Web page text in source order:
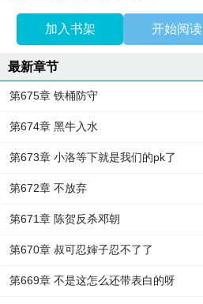
加入书架 开始阅读
最新章节
第675章 铁桶防守
第674章 黑牛入水
第673章 小洛等下就是我们的pk了
第672章 不放弃
第671章 陈贺反杀邓朝
第670章 叔可忍婶子忍不了了
第669章 不是这怎么还带表白的呀